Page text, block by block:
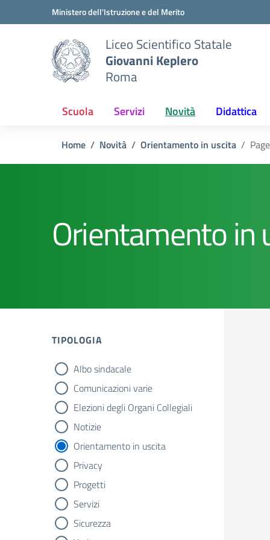
Vai ai contenuti
Vai al menu di navigazioneMinistero dell'Istruzione e del Merito
Liceo Scientifico Statale
Giovanni Keplero
Roma
Scuola Servizi Novità Didattica
Home Novità Orientamento in uscita
Orientamento in
TIPOLOGIA
tipologia di articoli
Albo sindacale
Comunicazioni varie
Elezioni degli Organi Collegiali
Notizie
Orientamento in uscita
Privacy
Progetti
Servizi
Sicurezza